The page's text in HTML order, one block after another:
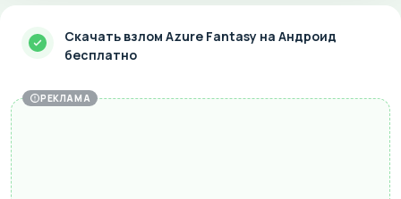
Скачать взлом Azure Fantasy на Андроид
бесплатно
РЕКЛАМА